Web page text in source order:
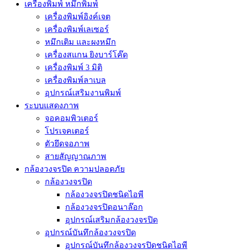
เครื่องพิมพ์ หมึกพิมพ์
เครื่องพิมพ์อิงค์เจต
เครื่องพิมพ์เลเซอร์
หมึกเติม และผงหมึก
เครื่องสแกน ยิงบาร์โค๊ด
เครื่องพิมพ์ 3 มิติ
เครื่องพิมพ์ลาเบล
อุปกรณ์เสริมงานพิมพ์
ระบบแสดงภาพ
จอคอมพิวเตอร์
โปรเจคเตอร์
ตัวยึดจอภาพ
สายสัญญาณภาพ
กล้องวงจรปิด ความปลอดภัย
กล้องวงจรปิด
กล้องวงจรปิดชนิดไอพี
กล้องวงจรปิดอนาล๊อก
อุปกรณ์เสริมกล้องวงจรปิด
อุปกรณ์บันทึกล้องวงจรปิด
อุปกรณ์บันทึกล้องวงจรปิดชนิดไอพี